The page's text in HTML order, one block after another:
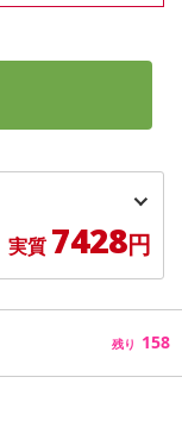
実質 7428円
残り 158